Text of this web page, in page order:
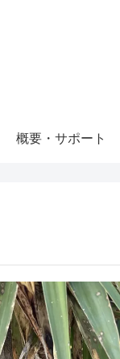
概要・サポート